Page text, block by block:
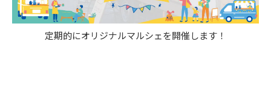
定期的にオリジナルマルシェを開催します！